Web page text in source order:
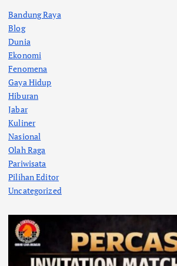
Bandung Raya
Blog
Dunia
Ekonomi
Fenomena
Gaya Hidup
Hiburan
Jabar
Kuliner
Nasional
Olah Raga
Pariwisata
Pilihan Editor
Uncategorized